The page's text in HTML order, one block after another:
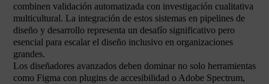
combinen validación automatizada con investigación cualitativa
multicultural. La integración de estos sistemas en pipelines de
diseño y desarrollo representa un desafío significativo pero
esencial para escalar el diseño inclusivo en organizaciones
grandes.
Los diseñadores avanzados deben dominar no solo herramientas
como Figma con plugins de accesibilidad o Adobe Spectrum,